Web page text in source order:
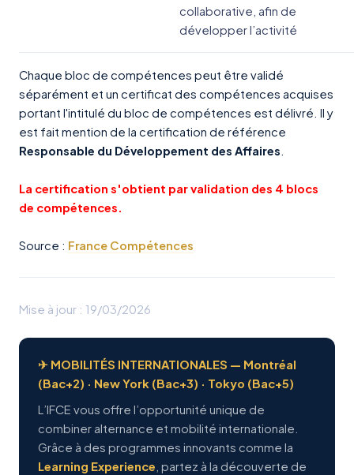
collaborative, afin de
développer l’activité
Chaque bloc de compétences peut être validé
séparément et un certificat des compétences acquises
portant l'intitulé du bloc de compétences est délivré. Il y
est fait mention de la certification de référence
Responsable du Développement des Affaires
La certification s'obtient par validation des 4 blocs
de compétences.
Source : France Compétences
Mise à jour : 19/03/2026
✈ MOBILITÉS INTERNATIONALES — Montréal
(Bac+2) · New York (Bac+3) · Tokyo (Bac+5)
L’IFCE vous offre l’opportunité unique de
combiner alternance et mobilité internationale.
Grâce à des programmes innovants comme la
Learning Experience , partez à la découverte de